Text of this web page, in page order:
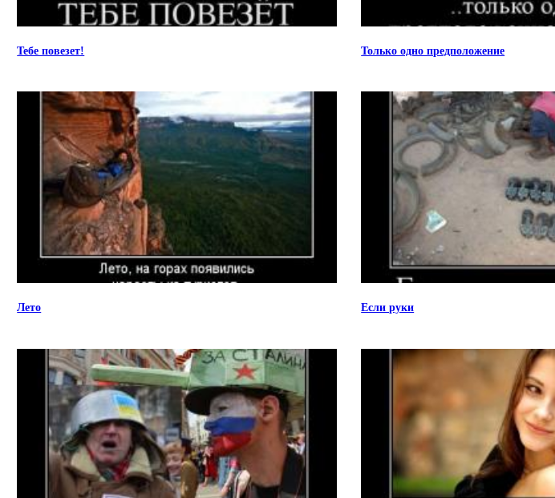
Тебе повезет! Только одно предположение
Лето Если руки